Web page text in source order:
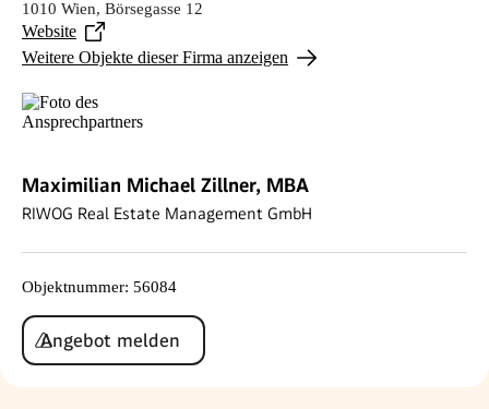
1010 Wien, Börsegasse 12
Website
Weitere Objekte dieser Firma anzeigen
Maximilian Michael Zillner, MBA
RIWOG Real Estate Management GmbH
Objektnummer: 56084
Angebot melden